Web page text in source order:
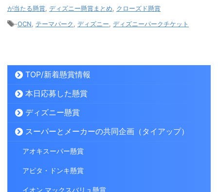
が当たる懸賞 ディズニー懸賞まとめ
クローズド懸賞
-OCN テーマパーク ディズニー ディズニーパークチケット
TOP/新着懸賞情報
本日応募した懸賞
ディズニー懸賞
スーパーとメーカーの共同企画（タイアップ）
アオキスーパー懸賞
アピタ・ドンキ懸賞
イオン マックスバリュ懸賞